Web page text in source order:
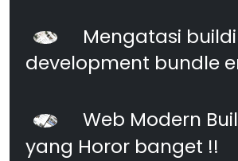
Mengatasi
development bundle
Web Modern
yang Horor banget !!